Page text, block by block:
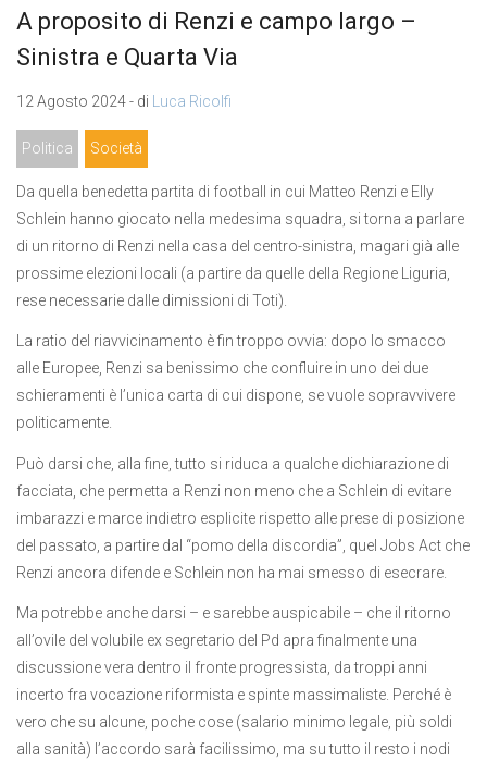
A proposito di Renzi e campo largo –
Sinistra e Quarta Via
12 Agosto 2024 - di Luca Ricolfi
Politica Società
Da quella benedetta partita di football in cui Matteo Renzi e Elly
Schlein hanno giocato nella medesima squadra, si torna a parlare
di un ritorno di Renzi nella casa del centro-sinistra, magari già alle
prossime elezioni locali (a partire da quelle della Regione Liguria,
rese necessarie dalle dimissioni di Toti).
La ratio del riavvicinamento è fin troppo ovvia: dopo lo smacco
alle Europee, Renzi sa benissimo che confluire in uno dei due
schieramenti è l’unica carta di cui dispone, se vuole sopravvivere
politicamente.
Può darsi che, alla fine, tutto si riduca a qualche dichiarazione di
facciata, che permetta a Renzi non meno che a Schlein di evitare
imbarazzi e marce indietro esplicite rispetto alle prese di posizione
del passato, a partire dal “pomo della discordia”, quel Jobs Act che
Renzi ancora difende e Schlein non ha mai smesso di esecrare.
Ma potrebbe anche darsi – e sarebbe auspicabile – che il ritorno
all’ovile del volubile ex segretario del Pd apra finalmente una
discussione vera dentro il fronte progressista, da troppi anni
incerto fra vocazione riformista e spinte massimaliste. Perché è
vero che su alcune, poche cose (salario minimo legale, più soldi
alla sanità) l’accordo sarà facilissimo, ma su tutto il resto i nodi